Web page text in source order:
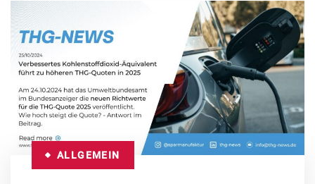
ALLGEMEIN